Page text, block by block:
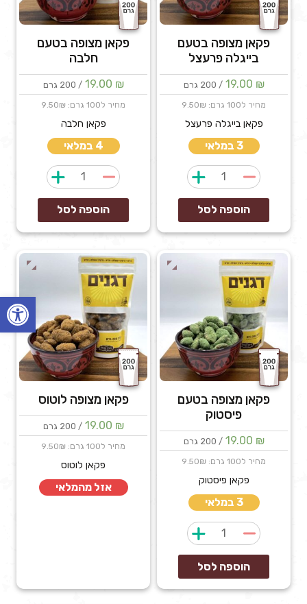
פקאן מצופה בטעם
בייגלה פרעצל
19.00 ₪ / 200 גרם
מחיר ל100 גרם: 9.50₪
פקאן בייגלה פרעצל
3 במלאי
כמות
של
פקאן
מצופה
בטעם
בייגלה
פרעצל
הוספה לסל
פקאן מצופה בטעם
חלבה
19.00 ₪ / 200 גרם
מחיר ל100 גרם: 9.50₪
פקאן חלבה
4 במלאי
כמות
של
פקאן
מצופה
בטעם
חלבה
הוספה לסל
פקאן מצופה בטעם
פיסטוק
19.00 ₪ / 200 גרם
מחיר ל100 גרם: 9.50₪
פקאן פיסטוק
3 במלאי
כמות
של
פקאן
מצופה
בטעם
הוספה לסל
פקאן מצופה לוטוס
19.00 ₪ / 200 גרם
מחיר ל100 גרם: 9.50₪
פקאן לוטוס
אזל מהמלאי